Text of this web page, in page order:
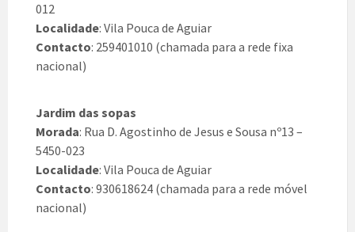
012
Localidade: Vila Pouca de Aguiar
Contacto: 259401010 (chamada para a rede fixa
nacional)
Jardim das sopas
Morada: Rua D. Agostinho de Jesus e Sousa nº13 –
5450-023
Localidade: Vila Pouca de Aguiar
Contacto: 930618624 (chamada para a rede móvel
nacional)